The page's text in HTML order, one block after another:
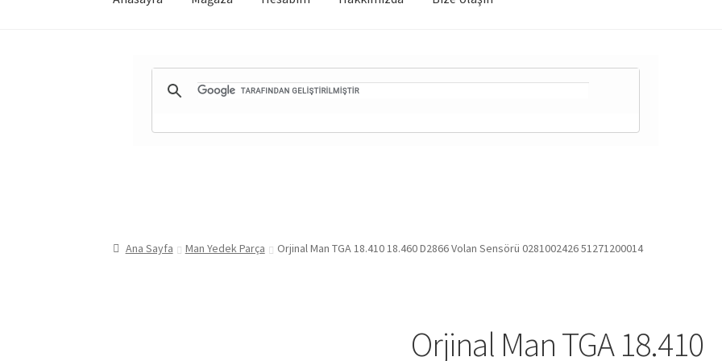
Ana Sayfa Man Yedek Parça Orjinal Man TGA 18.410 18.460 D2866 Volan Sensörü 0281002426 51271200014
Orjinal Man TGA 18.410